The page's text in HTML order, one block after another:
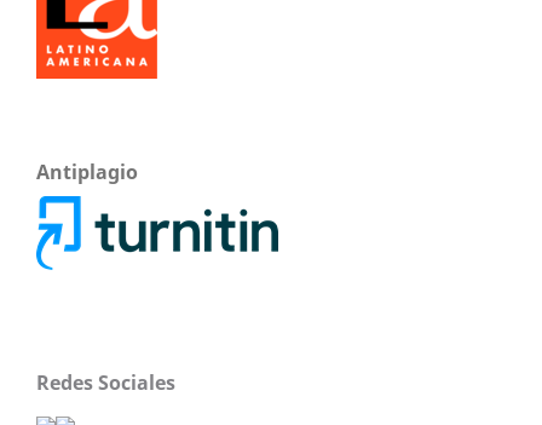
Antiplagio
Redes Sociales